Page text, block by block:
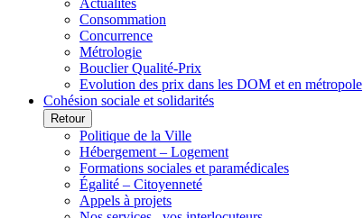
Actualités
Consommation
Concurrence
Métrologie
Bouclier Qualité-Prix
Evolution des prix dans les DOM et en métropole
Cohésion sociale et solidarités
Retour
Politique de la Ville
Hébergement – Logement
Formations sociales et paramédicales
Égalité – Citoyenneté
Appels à projets